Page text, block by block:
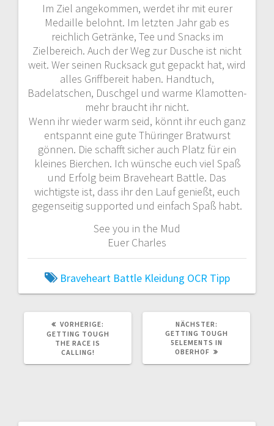
Im Ziel angekommen, werdet ihr mit eurer
Medaille belohnt. Im letzten Jahr gab es
reichlich Getränke, Tee und Snacks im
Zielbereich. Auch der Weg zur Dusche ist nicht
weit. Wer seinen Rucksack gut gepackt hat, wird
alles Griffbereit haben. Handtuch,
Badelatschen, Duschgel und warme Klamotten-
mehr braucht ihr nicht.
Wenn ihr wieder warm seid, könnt ihr euch ganz
entspannt eine gute Thüringer Bratwurst
gönnen. Die schafft sicher auch Platz für ein
kleines Bierchen. Ich wünsche euch viel Spaß
und Erfolg beim Braveheart Battle. Das
wichtigste ist, dass ihr den Lauf genießt, euch
gegenseitig supported und einfach Spaß habt.
See you in the Mud
Euer Charles
Braveheart Battle Kleidung OCR Tipp
VORHERIGE:
BEITRAG:
GETTING TOUGH
THE RACE IS
CALLING!
NÄCHSTER:
BEITRAG:
GETTING TOUGH
5ELEMENTS IN
OBERHOF